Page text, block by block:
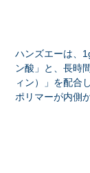
ハンズエーは、
ン酸」と、長時
ィン）」を配合
ポリマーが内側